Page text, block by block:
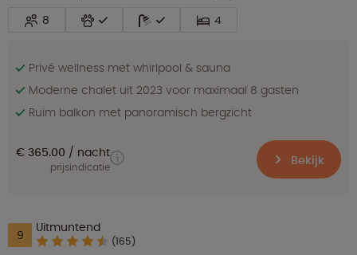
8 4
Privé wellness met whirlpool & sauna
Moderne chalet uit 2023 voor maximaal 8 gasten
Ruim balkon met panoramisch bergzicht
€ 365.00 nacht
prijsindicatie Bekijk
9 Uitmuntend
(165)